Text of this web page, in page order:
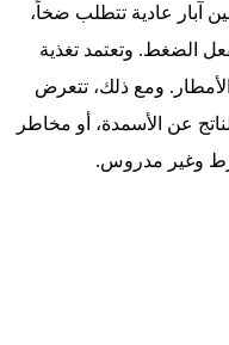
آبار عادية تتطلب ضخاً،
الضغط. وتعتمد تغذية
ومع ذلك، تتعرض
عن الأسمدة، أو مخاطر
وغير مدروس.